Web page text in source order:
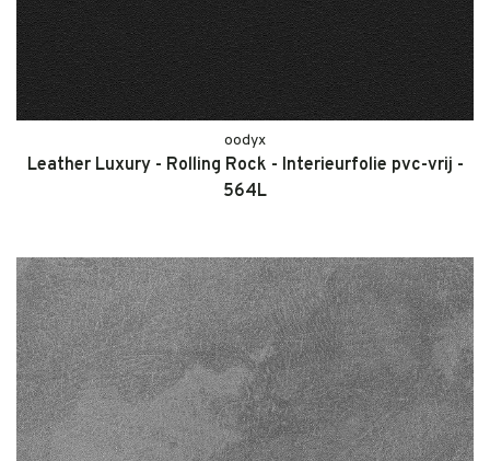
oodyx
Leather Luxury - Rolling Rock - Interieurfolie pvc-vrij -
564L